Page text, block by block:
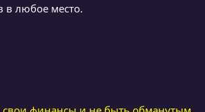
в любое место.